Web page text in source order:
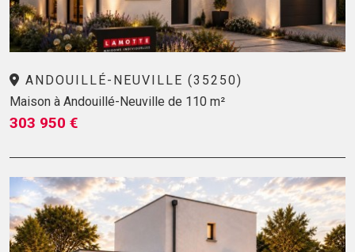
ANDOUILLÉ-NEUVILLE (35250)
Maison à Andouillé-Neuville de 110 m²
303 950 €